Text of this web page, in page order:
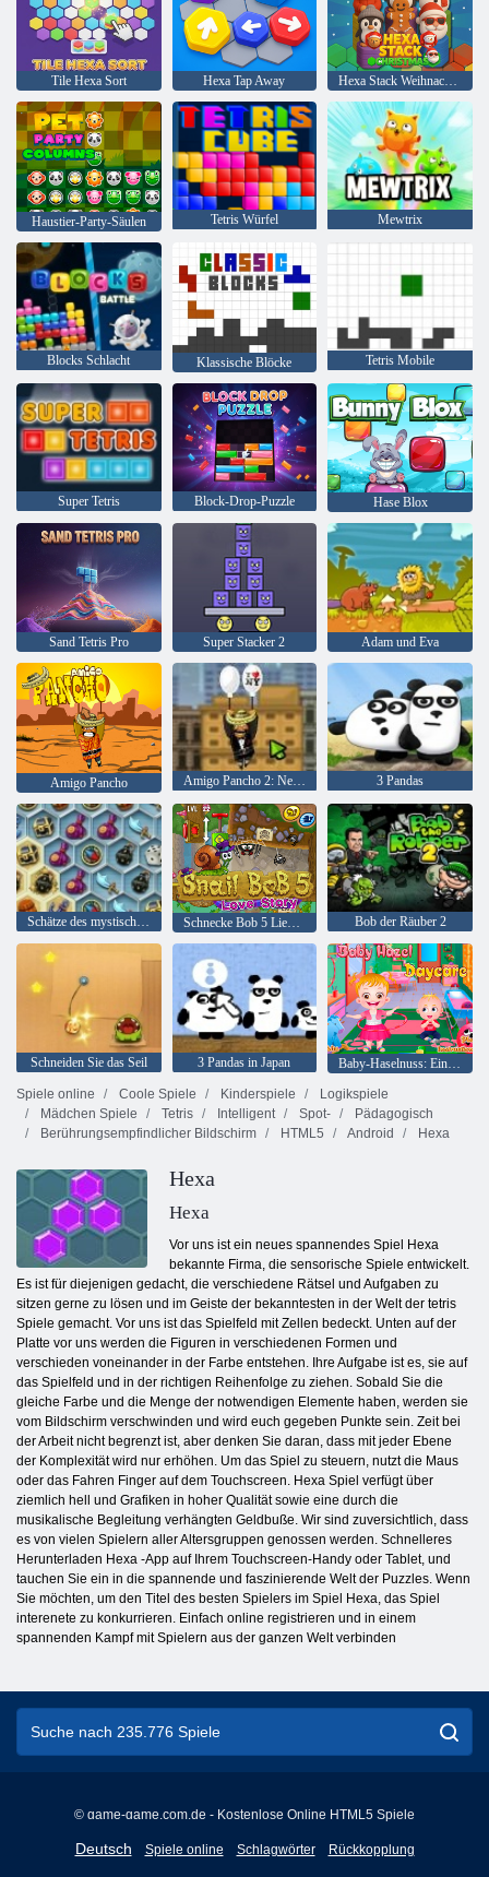
Tile Hexa Sort Hexa Tap Away Hexa Stack Weihnachten
Haustier-Party-Säulen Tetris Würfel Mewtrix
Blocks Schlacht Klassische Blöcke Tetris Mobile
Super Tetris Block-Drop-Puzzle Hase Blox
Sand Tetris Pro Super Stacker 2 Adam und Eva
Amigo Pancho Amigo Pancho 2: New York Party 3 Pandas
Schätze des mystischen Meeres Schnecke Bob 5 Liebesgeschichte Bob der Räuber 2
Schneiden Sie das Seil 3 Pandas in Japan
Baby-Haselnuss: Ein Tag im Kindergarten
Spiele online
Coole Spiele Kinderspiele
Logikspiele
Mädchen Spiele
Tetris Intelligent Spot-
Pädagogisch
Berührungsempfindlicher Bildschirm
HTML5 Android Hexa
Hexa
Hexa
Vor uns ist ein neues spannendes Spiel Hexa
bekannte Firma, die sensorische Spiele entwickelt.
Es ist für diejenigen gedacht, die verschiedene Rätsel und Aufgaben zu
sitzen gerne zu lösen und im Geiste der bekanntesten in der Welt der tetris
Spiele gemacht. Vor uns ist das Spielfeld mit Zellen bedeckt. Unten auf der
Platte vor uns werden die Figuren in verschiedenen Formen und
verschieden voneinander in der Farbe entstehen. Ihre Aufgabe ist es, sie auf
das Spielfeld und in der richtigen Reihenfolge zu ziehen. Sobald Sie die
gleiche Farbe und die Menge der notwendigen Elemente haben, werden sie
vom Bildschirm verschwinden und wird euch gegeben Punkte sein. Zeit bei
der Arbeit nicht begrenzt ist, aber denken Sie daran, dass mit jeder Ebene
der Komplexität wird nur erhöhen. Um das Spiel zu steuern, nutzt die Maus
oder das Fahren Finger auf dem Touchscreen. Hexa Spiel verfügt über
ziemlich hell und Grafiken in hoher Qualität sowie eine durch die
musikalische Begleitung verhängten Geldbuße. Wir sind zuversichtlich, dass
es von vielen Spielern aller Altersgruppen genossen werden. Schnelleres
Herunterladen Hexa -App auf Ihrem Touchscreen-Handy oder Tablet, und
tauchen Sie ein in die spannende und faszinierende Welt der Puzzles. Wenn
Sie möchten, um den Titel des besten Spielers im Spiel Hexa, das Spiel
interenete zu konkurrieren. Einfach online registrieren und in einem
spannenden Kampf mit Spielern aus der ganzen Welt verbinden
© game-game.com.de - Kostenlose Online HTML5 Spiele
Deutsch
English
Spiele online Schlagwörter Rückkopplung